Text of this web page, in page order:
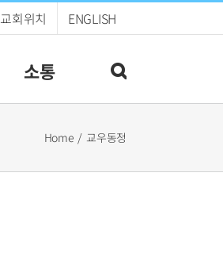
교회위치 ENGLISH
소통
Home 교우동정